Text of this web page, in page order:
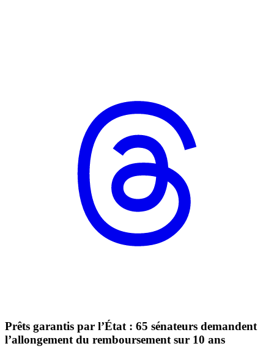
Prêts garantis par l’État : 65 sénateurs demandent
l’allongement du remboursement sur 10 ans